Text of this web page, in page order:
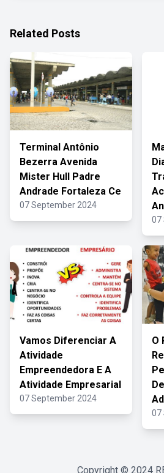
Related Posts
Terminal Antônio
Bezerra Avenida
Mister Hull Padre
Andrade Fortaleza Ce
07 September 2024
07
Vamos Diferenciar A
Atividade
Empreendedora E A
Atividade Empresarial
07 September 2024
O
07
Copyright © 2024